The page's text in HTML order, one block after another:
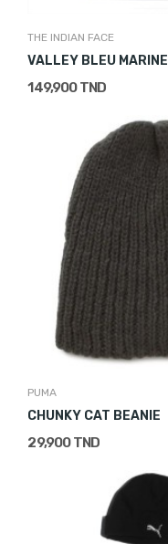
THE INDIAN FACE
VALLEY BLEU MARINE
149,900 TND
PUMA
CHUNKY CAT BEANIE
29,900 TND